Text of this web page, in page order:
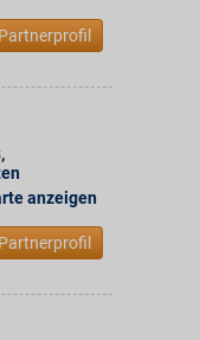
,
anzeigen